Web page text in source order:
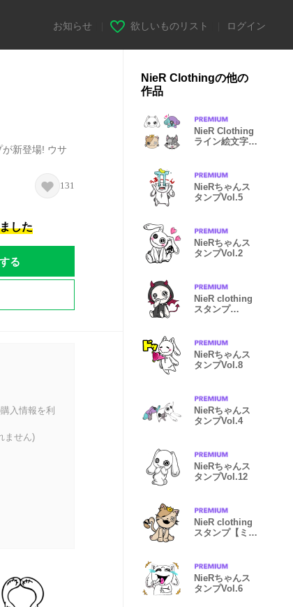
お知らせ 欲しいものリスト ログイン
新登場! ウサ
131
した
る
入情報を利
ません)
NieR Clothingの他の
作品
NieR Clothing
ライン絵文字
NieRちゃんス
タンプVol.5
NieRちゃんス
タンプVol.2
NieR clothing
スタンプ
NieRちゃんス
タンプVol.8
NieRちゃんス
タンプVol.4
NieRちゃんス
タンプVol.12
NieR clothing
スタンプ【ミ
NieRちゃんス
タンプVol.6